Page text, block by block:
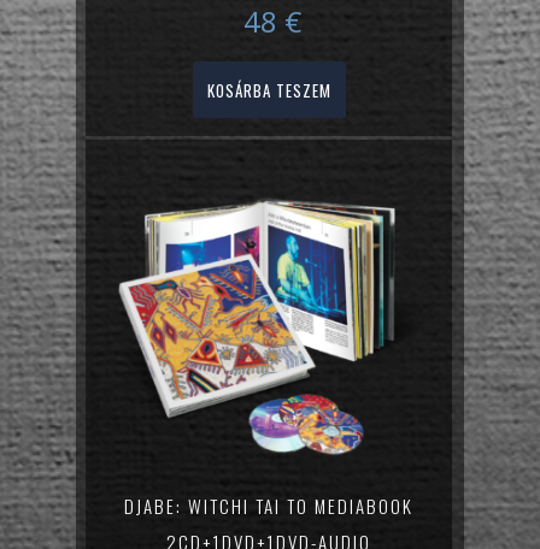
48 €
KOSÁRBA TESZEM
DJABE: WITCHI TAI TO MEDIABOOK
2CD+1DVD+1DVD-AUDIO